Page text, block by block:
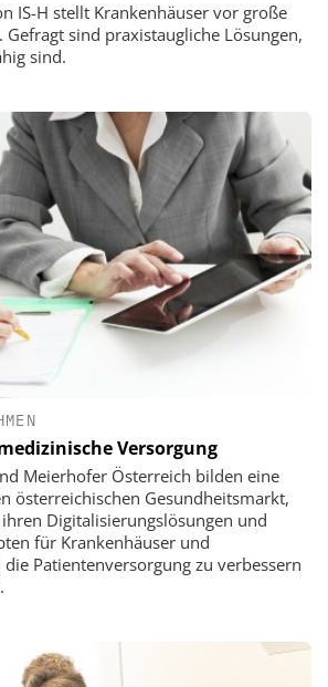
IS-H stellt Krankenhäuser vor große
sind praxistaugliche Lösungen,
sind.
Versorgung
Meierhofer Österreich bilden eine
österreichischen Gesundheitsmarkt,
Digitalisierungslösungen und
für Krankenhäuser und
Patientenversorgung zu verbessern